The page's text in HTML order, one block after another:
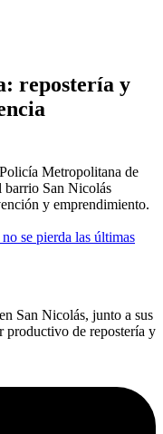
repostería y
Metropolitana de
San Nicolás
y emprendimiento.
se pierda las últimas
San Nicolás, junto a sus
productivo de repostería y